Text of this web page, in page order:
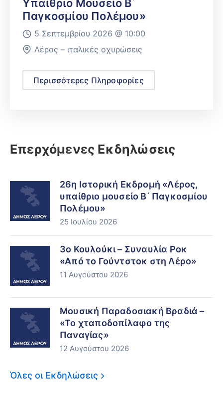
Υπαίθριο Μουσείο Β΄
Παγκοσμίου Πολέμου»
5 Σεπτεμβρίου 2026 @ 10:00
Λέρος – ιταλικές οχυρώσεις
Περισσότερες Πληροφορίες
Επερχόμενες Εκδηλώσεις
26η Ιστορική Εκδρομή «Λέρος,
υπαίθριο μουσείο Β΄ Παγκοσμίου
Πολέμου»
25 Ιουλίου 2026
3ο Κουλούκι – Συναυλία Ροκ
«Από το Γούντστοκ στη Λέρο»
11 Αυγούστου 2026
Μουσική Παραδοσιακή Βραδιά –
«Το χταποδοπίλαφο της
Παναγίας»
12 Αυγούστου 2026
Όλες οι Εκδηλώσεις